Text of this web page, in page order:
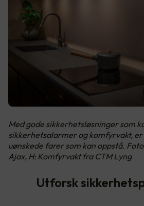
Med gode sikkerhetsløsninger som
sikkerhetsalarmer og komfyrvakt,
uønskede farer som kan oppstå.
Ajax, H: Komfyrvakt fra CTM Lyng
Utforsk